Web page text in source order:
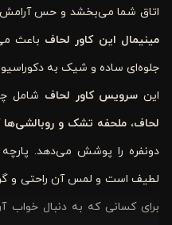
اتاق شما می‌بخشد و حس آرامش
مینیمال این کاور لحاف باعث
جلوه‌ای ساده و شیک به
این سرویس کاور لحاف شامل
لحاف، ملحفه تشک و روبالشی‌ها
دونفره را پوشش می‌دهد.
لطیف است و لمس آن راحتی و
برای کسانی که به دنبال خواب